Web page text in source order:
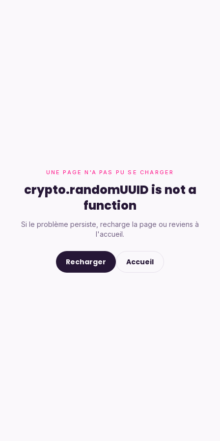
UNE PAGE N'A PAS PU SE CHARGER
crypto.randomUUID is not a
function
Si le problème persiste, recharge la page ou reviens à
l'accueil.
Recharger Accueil